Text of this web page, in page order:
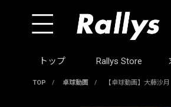
トップ Rallys Store
TOP / 卓球動画 / 【卓球動画】大藤沙